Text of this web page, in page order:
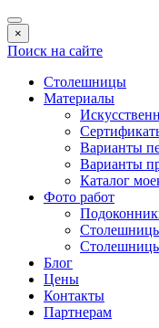
×
Поиск на сайте
Столешницы
Материалы
Варианты
Варианты
Каталог
Фото работ
Блог
Цены
Контакты
Партнерам